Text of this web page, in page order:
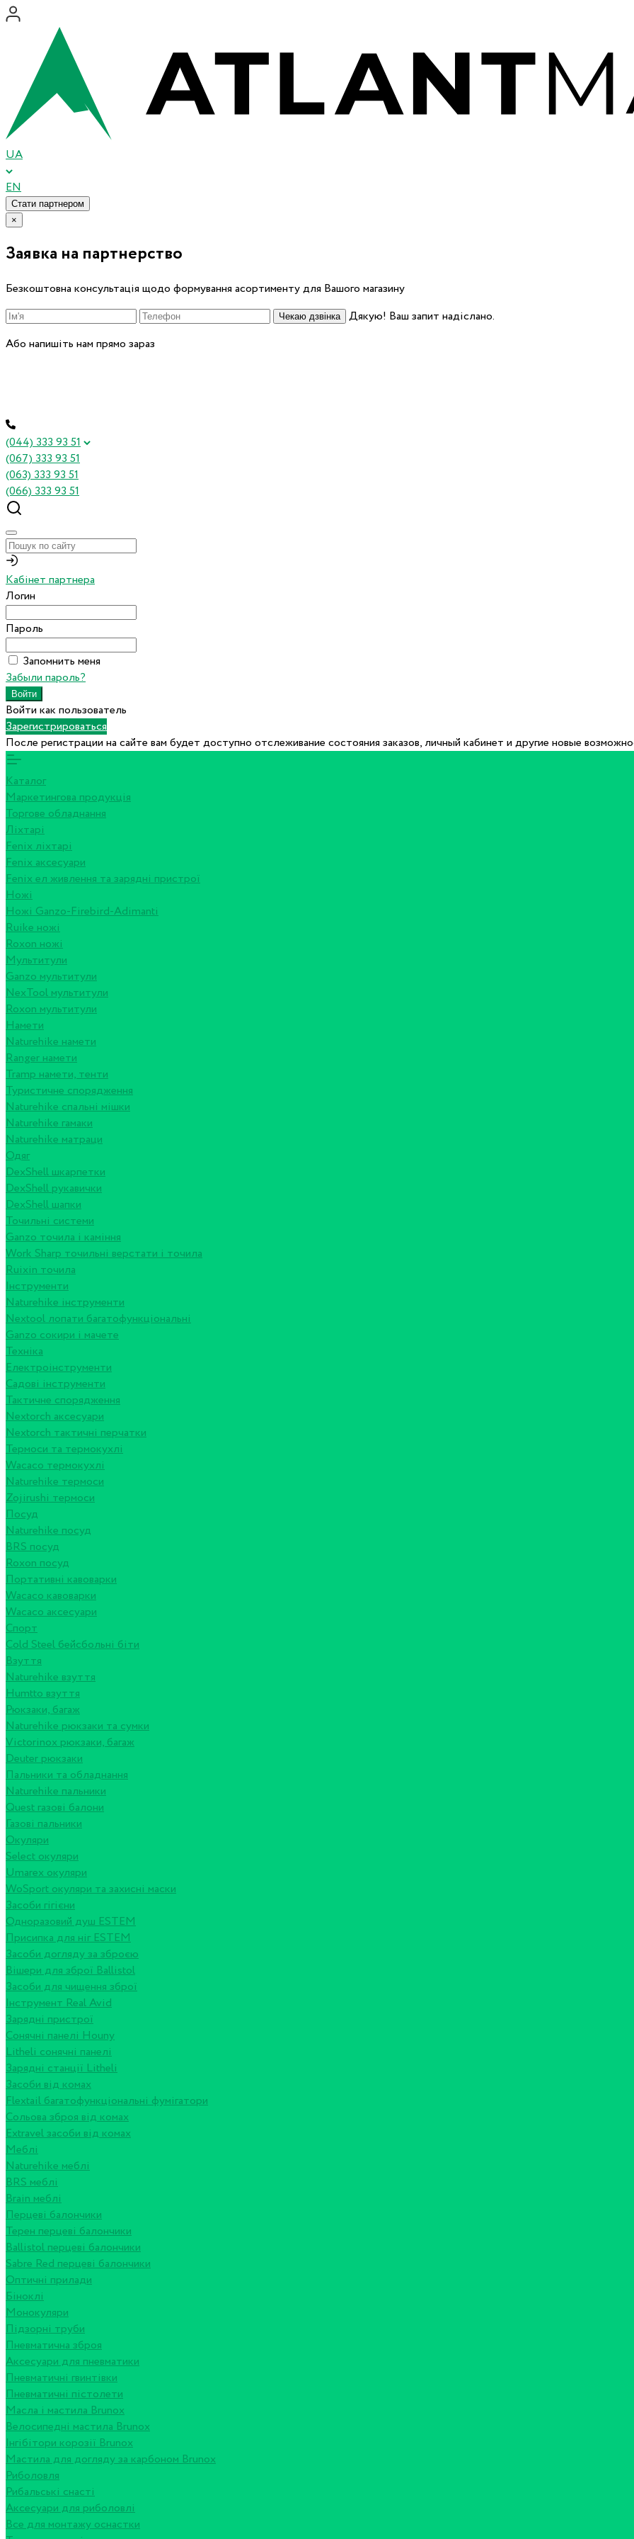
UA
EN
Стати партнером
×
Заявка на партнерство
Безкоштовна консультація щодо формування асортименту для Вашого магазину
Чекаю дзвінка
Дякую! Ваш запит надіслано.
Або напишіть нам прямо зараз
(044) 333 93 51
(067) 333 93 51
(063) 333 93 51
(066) 333 93 51
Кабінет партнера
Логин
Пароль
Запомнить меня
Забыли пароль?
Войти как пользователь
Зарегистрироваться
После регистрации на сайте вам будет доступно отслеживание состояния заказов, личный кабинет и другие новые
Каталог
Маркетингова продукція
Торгове обладнання
Ліхтарі
Fenix ліхтарі
Fenix аксесуари
Fenix ел живлення та зарядні пристрої
Ножі
Ножі Ganzo-Firebird-Adimanti
Ruike ножі
Roxon ножi
Мультитули
Ganzo мультитули
NexTool мультитули
Roxon мультитули
Намети
Naturehike намети
Ranger намети
Tramp намети, тенти
Туристичне спорядження
Naturehike спальні мішки
Naturehike гамаки
Naturehike матраци
Одяг
DexShell шкарпетки
DexShell рукавички
DexShell шапки
Точильні системи
Ganzo точила і каміння
Work Sharp точильні верстати і точила
Ruixin точила
Інструменти
Naturehike інструменти
Nextool лопати багатофункціональні
Ganzo сокири і мачете
Техніка
Електроінструменти
Садові інструменти
Тактичне спорядження
Nextorch аксесуари
Nextorch тактичні перчатки
Термоси та термокухлі
Wacaco термокухлі
Naturehike термоси
Zojirushi термоси
Посуд
Naturehike посуд
BRS посуд
Roxon посуд
Портативні кавоварки
Wacaco кавоварки
Wacaco аксесуари
Спорт
Cold Steel бейсбольні біти
Взуття
Naturehike взуття
Humtto взуття
Рюкзаки, багаж
Naturehike рюкзаки та сумки
Victorinox рюкзаки, багаж
Deuter рюкзаки
Пальники та обладнання
Naturehike пальники
Quest газові балони
Газові пальники
Окуляри
Select окуляри
Umarex окуляри
WoSport окуляри та захисні маски
Засоби гігієни
Одноразовий душ ESTEM
Присипка для ніг ESTEM
Засоби догляду за зброєю
Вішери для зброї Ballistol
Засоби для чищення зброї
Інструмент Real Avid
Зарядні пристрої
Сонячні панелі Houny
Litheli сонячні панелі
Зарядні станції Litheli
Засоби від комах
Flextail багатофункціональні фумігатори
Сольова зброя від комах
Extravel засоби від комах
Меблі
Naturehike меблі
BRS меблі
Brain меблі
Перцеві балончики
Терен перцеві балончики
Ballistol перцеві балончики
Sabre Red перцеві балончики
Оптичні прилади
Біноклі
Монокуляри
Підзорні труби
Пневматична зброя
Аксесуари для пневматики
Пневматичні гвинтівки
Пневматичні пістолети
Масла і мастила Brunox
Велосипедні мастила Brunox
Інгібітори корозії Brunox
Мастила для догляду за карбоном Brunox
Риболовля
Рибальські снасті
Аксесуари для риболовлі
Все для монтажу оснастки